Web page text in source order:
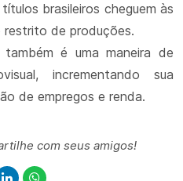
brasileiros cheguem às
restrito de produções.
é uma maneira de
incrementando sua
de empregos e renda.
com seus amigos!